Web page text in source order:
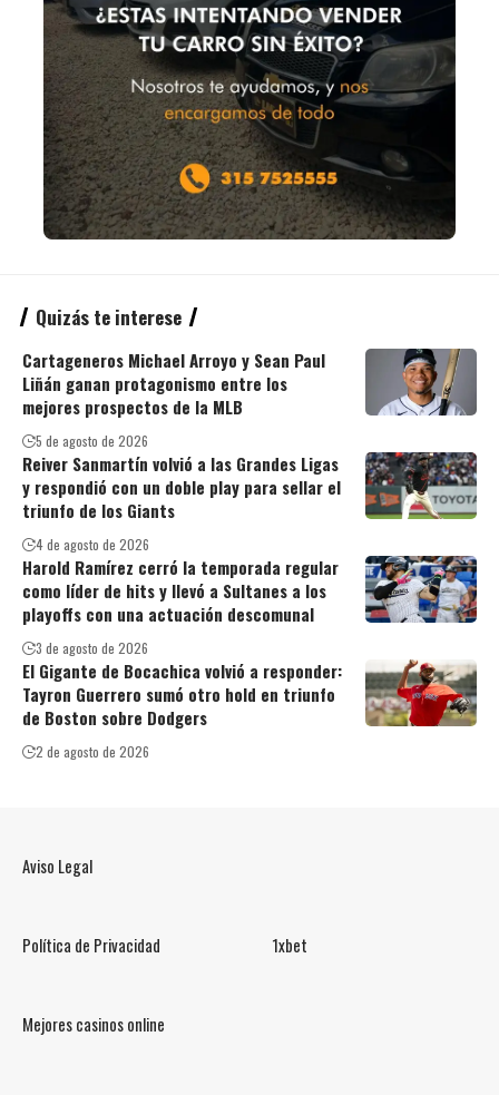
Quizás te interese
Cartageneros Michael Arroyo y Sean Paul
Liñán ganan protagonismo entre los
mejores prospectos de la MLB
5 de agosto de 2026
Reiver Sanmartín volvió a las Grandes Ligas
y respondió con un doble play para sellar el
triunfo de los Giants
4 de agosto de 2026
Harold Ramírez cerró la temporada regular
como líder de hits y llevó a Sultanes a los
playoffs con una actuación descomunal
3 de agosto de 2026
El Gigante de Bocachica volvió a responder:
Tayron Guerrero sumó otro hold en triunfo
de Boston sobre Dodgers
2 de agosto de 2026
Aviso Legal
Política de Privacidad 1xbet
Mejores casinos online